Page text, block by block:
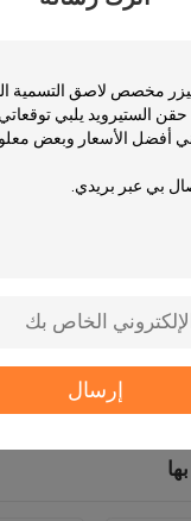
إرسال
عرض المزيد
على افضل
التسمية الشارات